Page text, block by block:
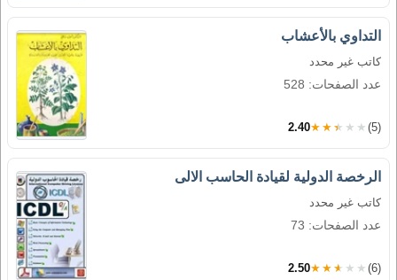
التداوي بالأعشاب
كاتب غير محدد
عدد الصفحات: 528
2.40★★★★★ (5)
الرخصة الدولية لقيادة الحاسب الالى
كاتب غير محدد
عدد الصفحات: 73
2.50★★★★★ (6)